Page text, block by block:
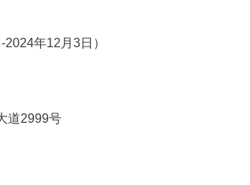
年12月3日）
道2999号